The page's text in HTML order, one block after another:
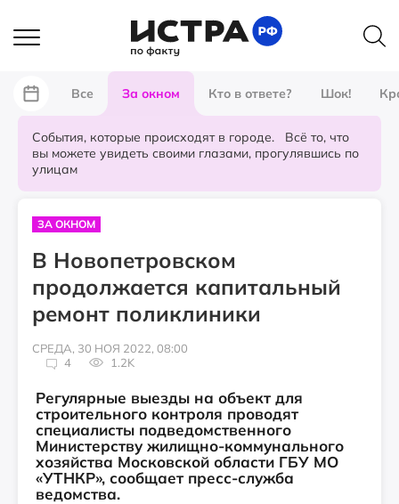
Все За окном Кто в ответе? Шок!
События, которые происходят в городе. Всё то, что
вы можете увидеть своими глазами, прогулявшись по
улицам
ЗА ОКНОМ
В Новопетровском
продолжается капитальный
ремонт поликлиники
СРЕДА, 30 НОЯ 2022, 08:00
4
1.2K
Регулярные выезды на объект для
строительного контроля проводят
специалисты подведомственного
Министерству жилищно-коммунального
хозяйства Московской области ГБУ МО
«УТНКР», сообщает пресс-служба
ведомства.